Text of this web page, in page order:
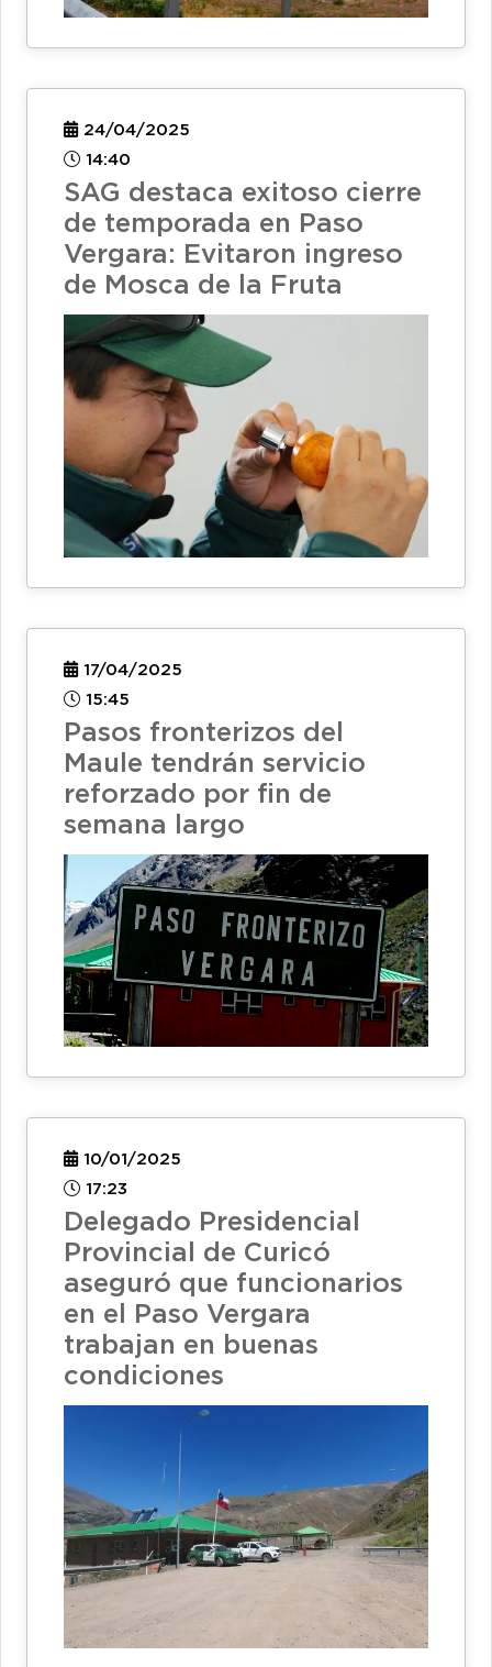
24/04/2025
14:40
SAG destaca exitoso cierre
de temporada en Paso
Vergara: Evitaron ingreso
de Mosca de la Fruta
17/04/2025
15:45
Pasos fronterizos del
Maule tendrán servicio
reforzado por fin de
semana largo
10/01/2025
17:23
Delegado Presidencial
Provincial de Curicó
aseguró que funcionarios
en el Paso Vergara
trabajan en buenas
condiciones